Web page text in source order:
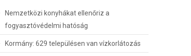
Nemzetközi konyhákat ellenőriz a
fogyasztóvédelmi hatóság
Kormány: 629 településen van vízkorlátozás